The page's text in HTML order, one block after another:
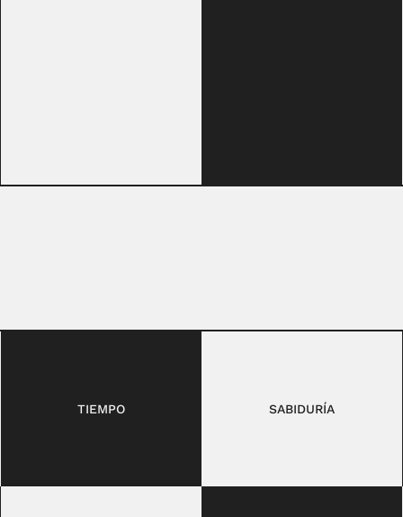
TIEMPO SABIDURÍA